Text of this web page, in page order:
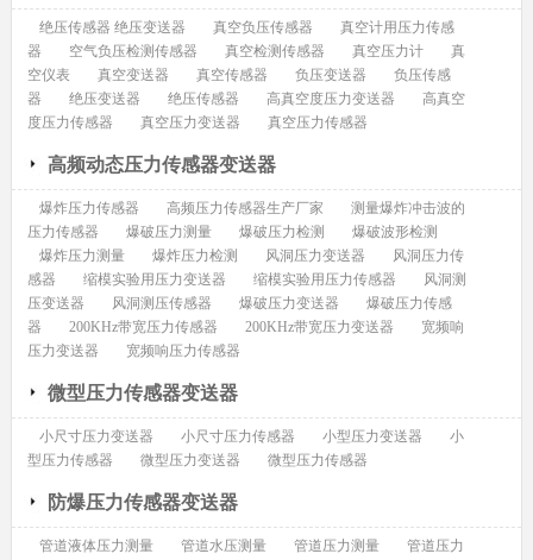
绝压传感器 绝压变送器 真空负压传感器
真空计用压力传感
器
空气负压检测传感器 真空检测传感器 真空压力计
真
空仪表
真空变送器 真空传感器 负压变送器
负压传感
器
绝压变送器 绝压传感器 高真空度压力变送器
高真空
度压力传感器
真空压力变送器 真空压力传感器
高频动态压力传感器变送器
爆炸压力传感器 高频压力传感器生产厂家
测量爆炸冲击波的
压力传感器
爆破压力测量 爆破压力检测
爆破波形检测
爆炸压力测量
爆炸压力检测 风洞压力变送器
风洞压力传
感器
缩模实验用压力变送器 缩模实验用压力传感器
风洞测
压变送器
风洞测压传感器 爆破压力变送器
爆破压力传感
器
200KHz带宽压力传感器 200KHz带宽压力变送器
宽频响
压力变送器
宽频响压力传感器
微型压力传感器变送器
小尺寸压力变送器 小尺寸压力传感器 小型压力变送器
小
型压力传感器
微型压力变送器 微型压力传感器
防爆压力传感器变送器
管道液体压力测量 管道水压测量 管道压力测量
管道压力